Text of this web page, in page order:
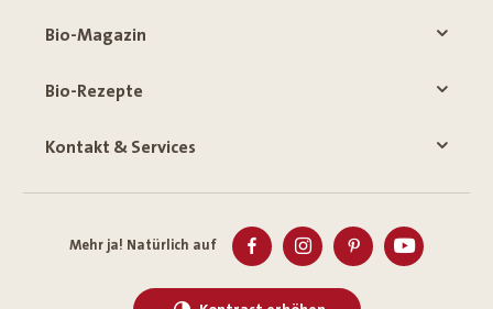
Bio-Magazin
Bio-Rezepte
Kontakt & Services
Mehr ja! Natürlich auf